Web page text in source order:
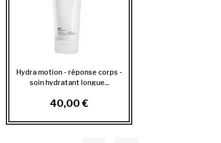
Hydra motion - réponse corps -
soin hydratant longue...
40,00 €